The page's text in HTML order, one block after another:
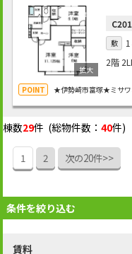
C201
敷
2階
★伊勢崎市富塚★ミサワ
棟数29件 (総物件数：40件)
1 2 次の20件>>
条件を絞り込む
賃料